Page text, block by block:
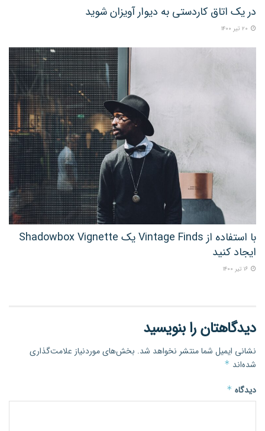
در یک اتاق کاردستی به دیوار آویزان شوید
با استفاده از Vintage Finds یک Shadowbox Vignette
ایجاد کنید
دیدگاهتان را بنویسید
نشانی ایمیل شما منتشر نخواهد شد. بخش‌های موردنیاز علامت‌گذاری
شده‌اند *
دیدگاه *